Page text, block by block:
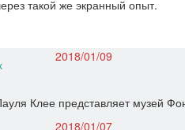
такой же экранный опыт.
2018/01/09
Клее представляет музей
2018/01/07